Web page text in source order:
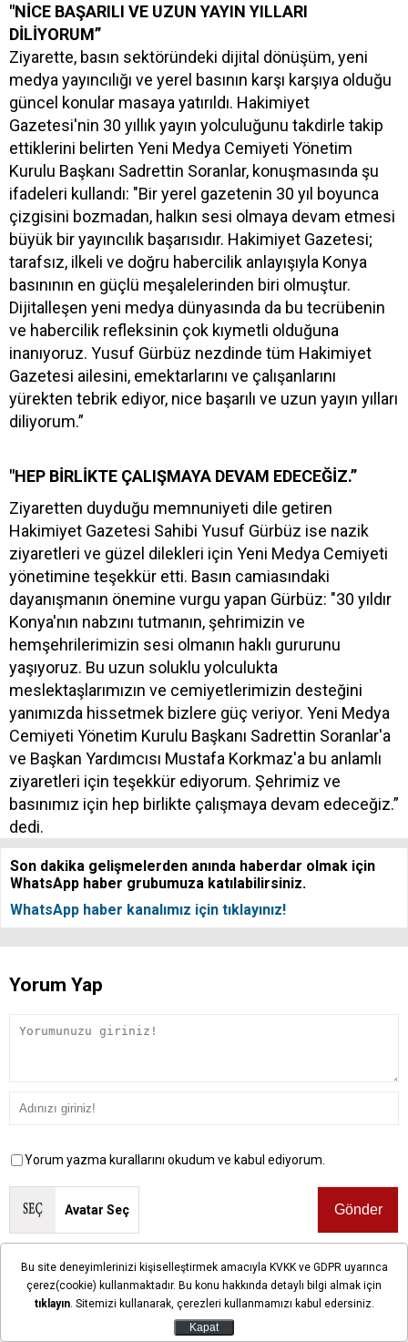
"NİCE BAŞARILI VE UZUN YAYIN YILLARI
DİLİYORUM”
Ziyarette, basın sektöründeki dijital dönüşüm, yeni
medya yayıncılığı ve yerel basının karşı karşıya olduğu
güncel konular masaya yatırıldı. Hakimiyet
Gazetesi'nin 30 yıllık yayın yolculuğunu takdirle takip
ettiklerini belirten Yeni Medya Cemiyeti Yönetim
Kurulu Başkanı Sadrettin Soranlar, konuşmasında şu
ifadeleri kullandı: "Bir yerel gazetenin 30 yıl boyunca
çizgisini bozmadan, halkın sesi olmaya devam etmesi
büyük bir yayıncılık başarısıdır. Hakimiyet Gazetesi;
tarafsız, ilkeli ve doğru habercilik anlayışıyla Konya
basınının en güçlü meşalelerinden biri olmuştur.
Dijitalleşen yeni medya dünyasında da bu tecrübenin
ve habercilik refleksinin çok kıymetli olduğuna
inanıyoruz. Yusuf Gürbüz nezdinde tüm Hakimiyet
Gazetesi ailesini, emektarlarını ve çalışanlarını
yürekten tebrik ediyor, nice başarılı ve uzun yayın yılları
diliyorum.”
"HEP BİRLİKTE ÇALIŞMAYA DEVAM EDECEĞİZ.”
Ziyaretten duyduğu memnuniyeti dile getiren
Hakimiyet Gazetesi Sahibi Yusuf Gürbüz ise nazik
ziyaretleri ve güzel dilekleri için Yeni Medya Cemiyeti
yönetimine teşekkür etti. Basın camiasındaki
dayanışmanın önemine vurgu yapan Gürbüz: "30 yıldır
Konya'nın nabzını tutmanın, şehrimizin ve
hemşehrilerimizin sesi olmanın haklı gururunu
yaşıyoruz. Bu uzun soluklu yolculukta
meslektaşlarımızın ve cemiyetlerimizin desteğini
yanımızda hissetmek bizlere güç veriyor. Yeni Medya
Cemiyeti Yönetim Kurulu Başkanı Sadrettin Soranlar'a
ve Başkan Yardımcısı Mustafa Korkmaz'a bu anlamlı
ziyaretleri için teşekkür ediyorum. Şehrimiz ve
basınımız için hep birlikte çalışmaya devam edeceğiz.”
dedi.
Son dakika gelişmelerden anında haberdar olmak için
WhatsApp haber grubumuza katılabilirsiniz.
WhatsApp haber kanalımız için tıklayınız!
Yorum Yap
Yorum yazma kurallarını okudum ve kabul ediyorum.
Avatar Seç
Önemli Not:Bu sayfalarda yayınlanan okur yorumları okuyucuların
kendilerine ait görüşlerdir. Yazılan yorumlardan ilgihaber.com hiçbir
şekilde sorumlu tutulamaz.
Bu site deneyimlerinizi kişiselleştirmek amacıyla KVKK ve GDPR uyarınca
çerez(cookie) kullanmaktadır. Bu konu hakkında detaylı bilgi almak için
tıklayın. Sitemizi kullanarak, çerezleri kullanmamızı kabul edersiniz.
Kapat